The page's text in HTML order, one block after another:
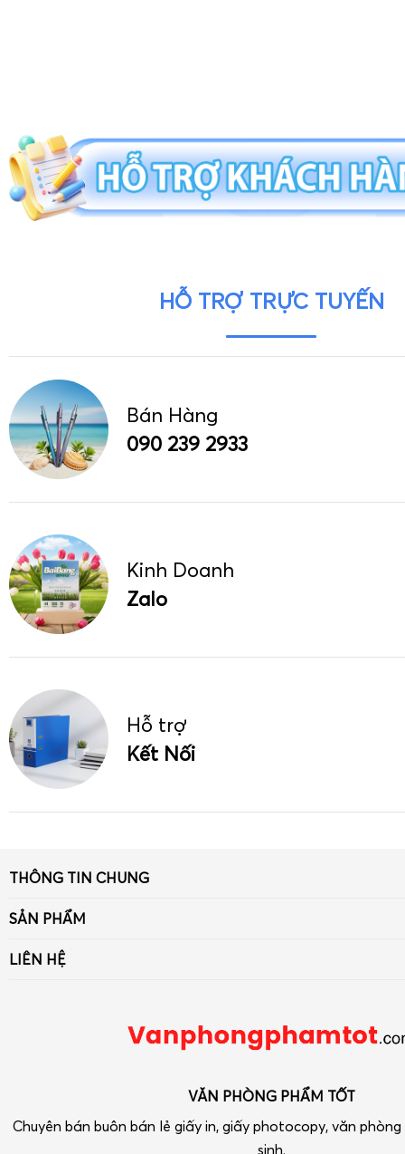
HỖ TRỢ TRỰC TUYẾN
Bán Hàng
090 239 2933
Kinh Doanh
Zalo
Hỗ trợ
Kết Nối
VĂN PHÒNG PHẨM TỐT
Chuyên bán buôn bán lẻ giấy in, giấy photocopy, văn
sinh.
LIÊN HỆ
vpptot@gmail.com
SẢN PHẨM
Bút viết - Mực viết
Thiết bị VP-Hóa Mỹ Phẩm-Tạp phẩm
THÔNG TIN CHUNG
Liên hệ - Góp ý
Tra cứu hóa đơn điện tử